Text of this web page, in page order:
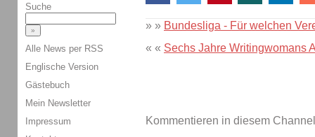
» » Bundesliga - Für welchen
« « Sechs Jahre Writingwomans
Kommentieren in diesem
Suche
Alle News per RSS
Englische Version
Gästebuch
Mein Newsletter
Impressum